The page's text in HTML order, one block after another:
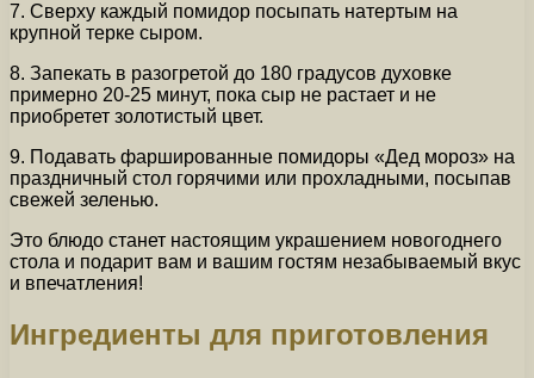
7. Сверху каждый помидор посыпать натертым на
крупной терке сыром.
8. Запекать в разогретой до 180 градусов духовке
примерно 20-25 минут, пока сыр не растает и не
приобретет золотистый цвет.
9. Подавать фаршированные помидоры «Дед мороз» на
праздничный стол горячими или прохладными, посыпав
свежей зеленью.
Это блюдо станет настоящим украшением новогоднего
стола и подарит вам и вашим гостям незабываемый вкус
и впечатления!
Ингредиенты для приготовления